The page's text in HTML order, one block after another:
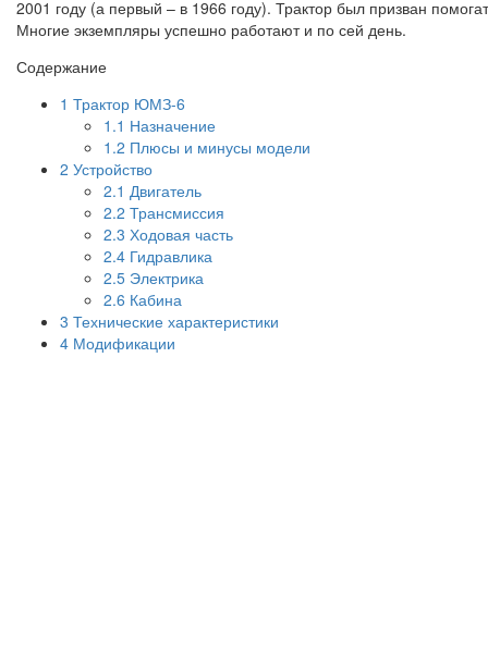
2001 году (а первый – в 1966 году). Трактор был призван
Многие экземпляры успешно работают и по сей день.
Содержание
1 Трактор ЮМЗ-6
1.1 Назначение
1.2 Плюсы и минусы модели
2 Устройство
2.1 Двигатель
2.2 Трансмиссия
2.3 Ходовая часть
2.4 Гидравлика
2.5 Электрика
2.6 Кабина
3 Технические характеристики
4 Модификации